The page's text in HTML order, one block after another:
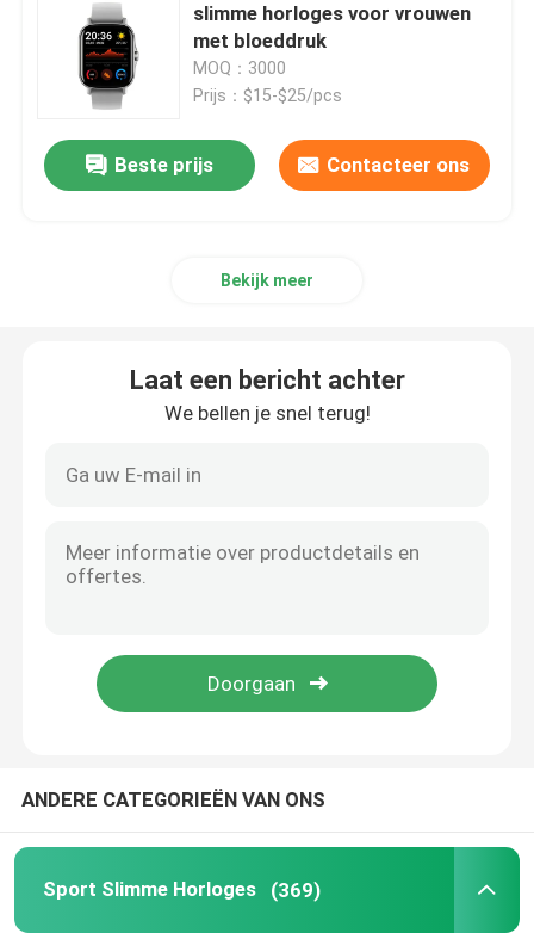
Producten
slimme horloges voor vrouwen
met bloeddruk
MOQ：3000
Prijs：$15-$25/pcs
Beste prijs Contacteer ons
Bekijk meer
Laat een bericht achter
We bellen je snel terug!
ANDERE CATEGORIEËN VAN ONS
Sport Slimme Horloges (369)